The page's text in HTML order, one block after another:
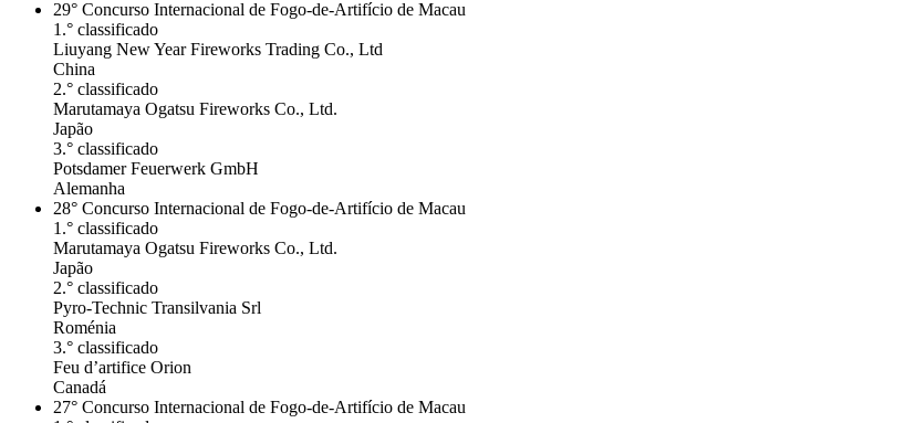
29° Concurso Internacional de Fogo-de-Artifício de Macau
1.° classificado
Liuyang New Year Fireworks Trading Co., Ltd
China
2.° classificado
Marutamaya Ogatsu Fireworks Co., Ltd.
Japão
3.° classificado
Potsdamer Feuerwerk GmbH
Alemanha
28° Concurso Internacional de Fogo-de-Artifício de Macau
1.° classificado
Marutamaya Ogatsu Fireworks Co., Ltd.
Japão
2.° classificado
Pyro-Technic Transilvania Srl
Roménia
3.° classificado
Feu d’artifice Orion
Canadá
27° Concurso Internacional de Fogo-de-Artifício de Macau